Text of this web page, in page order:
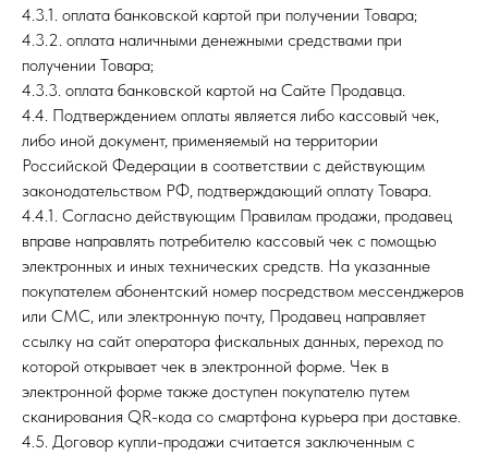
4.3.1. оплата банковской картой при получении Товара;
4.3.2. оплата наличными денежными средствами при
получении Товара;
4.3.3. оплата банковской картой на Сайте Продавца.
4.4. Подтверждением оплаты является либо кассовый чек,
либо иной документ, применяемый на территории
Российской Федерации в соответствии с действующим
законодательством РФ, подтверждающий оплату Товара.
4.4.1. Согласно действующим Правилам продажи, продавец
вправе направлять потребителю кассовый чек с помощью
электронных и иных технических средств. На указанные
покупателем абонентский номер посредством мессенджеров
или СМС, или электронную почту, Продавец направляет
ссылку на сайт оператора фискальных данных, переход по
которой открывает чек в электронной форме. Чек в
электронной форме также доступен покупателю путем
сканирования QR-кода со смартфона курьера при доставке.
4.5. Договор купли-продажи считается заключенным с